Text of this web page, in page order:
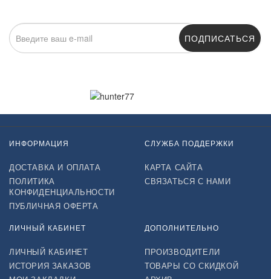
ПОДПИСАТЬСЯ
ИНФОРМАЦИЯ
ДОСТАВКА И ОПЛАТА
ПОЛИТИКА
КОНФИДЕНЦИАЛЬНОСТИ
ПУБЛИЧНАЯ ОФЕРТА
СЛУЖБА ПОДДЕРЖКИ
КАРТА САЙТА
СВЯЗАТЬСЯ С НАМИ
ЛИЧНЫЙ КАБИНЕТ
ЛИЧНЫЙ КАБИНЕТ
ИСТОРИЯ ЗАКАЗОВ
ДОПОЛНИТЕЛЬНО
ПРОИЗВОДИТЕЛИ
ТОВАРЫ СО СКИДКОЙ